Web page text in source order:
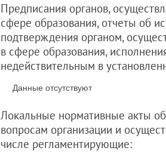
Предписания органов,
сфере образования, отчеты об
подтверждения органом,
в сфере образования,
недействительным в
Данные отсутствуют
Локальные нормативные акты
вопросам организации и
числе регламентирующие: